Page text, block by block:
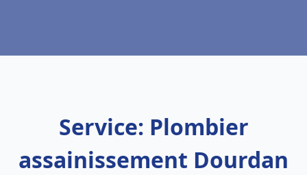
Service: Plombier
assainissement Dourdan